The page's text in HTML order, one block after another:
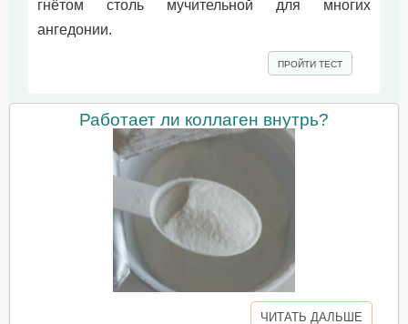
гнётом столь мучительной для многих
ангедонии.
ПРОЙТИ ТЕСТ
Работает ли коллаген внутрь?
ЧИТАТЬ ДАЛЬШЕ